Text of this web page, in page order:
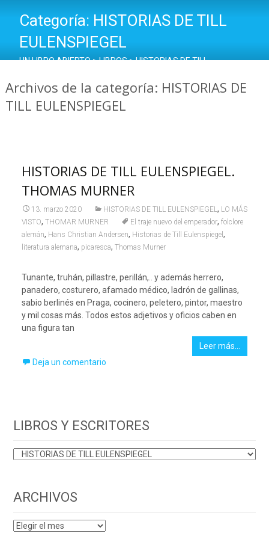
Categoría: HISTORIAS DE TILL
EULENSPIEGEL
UN LIBRO ABIERTO>LIBROS>HISTORIAS DE TILL
Archivos de la categoría: HISTORIAS DE
TILL EULENSPIEGEL
HISTORIAS DE TILL EULENSPIEGEL.
THOMAS MURNER
13. marzo 2020 HISTORIAS DE TILL EULENSPIEGEL, LO MÁS
VISTO, THOMAR MURNER El traje nuevo del emperador, folclore
alemán, Hans Christian Andersen, Historias de Till Eulenspiegel ,
literatura alemana, picaresca, Thomas Murner
Tunante, truhán, pillastre, perillán,.. y además herrero,
panadero, costurero, afamado médico, ladrón de gallinas,
sabio berlinés en Praga, cocinero, peletero, pintor, maestro
y mil cosas más. Todos estos adjetivos y oficios caben en
una figura tan
Leer más…
Deja un comentario
LIBROS Y ESCRITORES
LIBROS
ARCHIVOS
ARCHIVOS